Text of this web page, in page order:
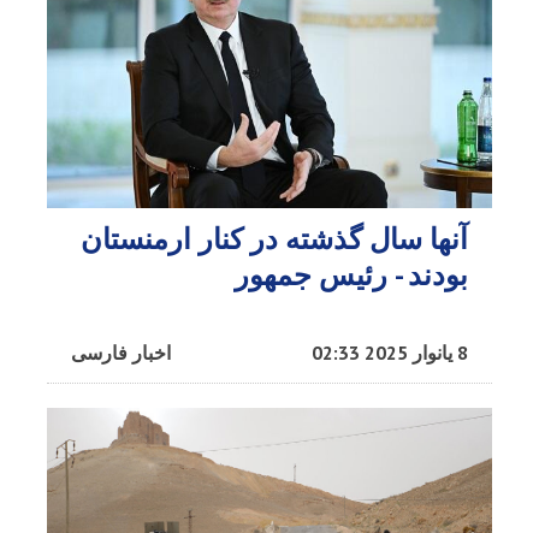
آنها سال گذشته در کنار ارمنستان
بودند - رئیس جمهور
اخبار فارسی 8 یانوار 2025 02:33